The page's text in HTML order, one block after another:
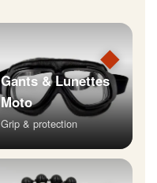
◆
Gants & Lunettes
Moto
Grip & protection